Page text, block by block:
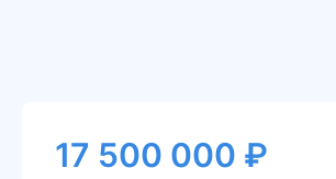
17 500 000 ₽